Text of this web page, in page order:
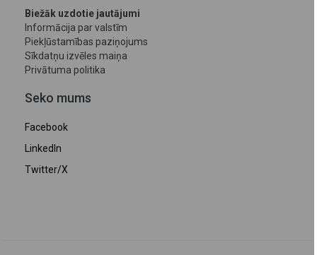
Biežāk uzdotie jautājumi
Informācija par valstīm
Piekļūstamības paziņojums
Sīkdatņu izvēles maiņa
Privātuma politika
Seko mums
Facebook
LinkedIn
Twitter/X